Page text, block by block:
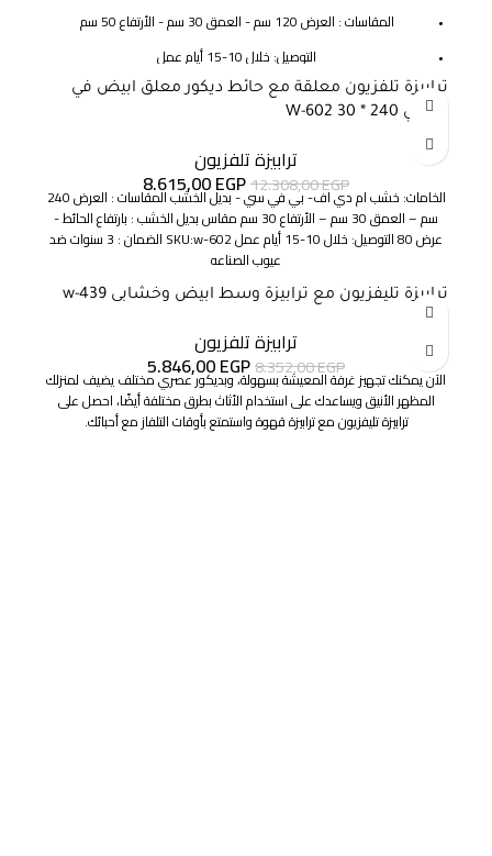
المقاسات : العرض 120 سم - العمق 30 سم - الأرتفاع 50 سم
التوصيل: خلال 10-15 أيام عمل
SKU: w-245
-30%
ترابيزة تلفزيون معلقة مع حائط ديكور معلق ابيض في
خشبي 240 * 30 W-602
ترابيزة تلفزيون
12.308,00EGP
8.615,00EGP
الخامات: خشب ام دي اف- بي في سي - بديل الخشب المقاسات : العرض 240
سم – العمق 30 سم – الأرتفاع 30 سم مقاس بديل الخشب : بارتفاع الحائط -
عرض 80 التوصيل: خلال 10-15 أيام عمل SKU:w-602 الضمان : 3 سنوات ضد
عيوب الصناعه
-30%
ترابيزة تليفزيون مع ترابيزة وسط ابيض وخشابى w-439
ترابيزة تلفزيون
8.352,00EGP
5.846,00EGP
الآن يمكنك تجهيز غرفة المعيشة بسهولة، وبديكور عصري مختلف يضيف لمنزلك
المظهر الأنيق ويساعدك على استخدام الأثاث بطرق مختلفة أيضًا، احصل على
ترابيزة تليفزيون مع ترابيزة قهوة واستمتع بأوقات التلفاز مع أحبائك.